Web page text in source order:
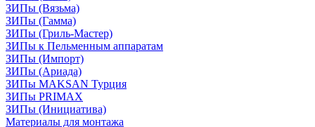
ЗИПы (Вязьма)
ЗИПы (Гамма)
ЗИПы (Гриль-Мастер)
ЗИПы к Пельменным аппаратам
ЗИПы (Импорт)
ЗИПы (Ариада)
ЗИПы MAKSAN Турция
ЗИПы PRIMAX
ЗИПы (Инициатива)
Материалы для монтажа